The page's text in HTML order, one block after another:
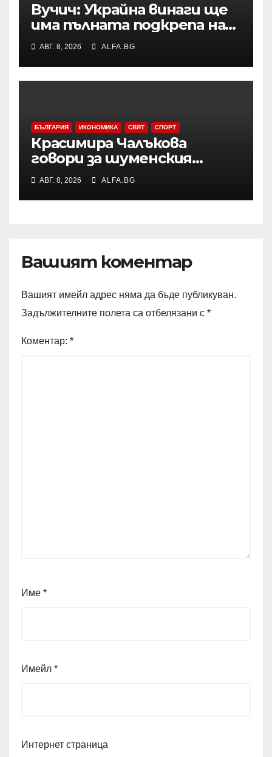
Вучич: Украйна винаги ще
има пълната подкрепа на
нашата страна по
европейския си път
АВГ. 8, 2026 ALFA.BG
БЪЛГАРИЯ ИКОНОМИКА СВЯТ СПОРТ
Красимира Чалъкова
говори за шуменския
художник Никола Михайлов
на дискусията за Пенчо
Славейков и модернизма в
АВГ. 8, 2026 ALFA.BG
Вашият коментар
Вашият имейл адрес няма да бъде публикуван.
Задължителните полета са отбелязани с *
Коментар: *
Име *
Имейл *
Интернет страница